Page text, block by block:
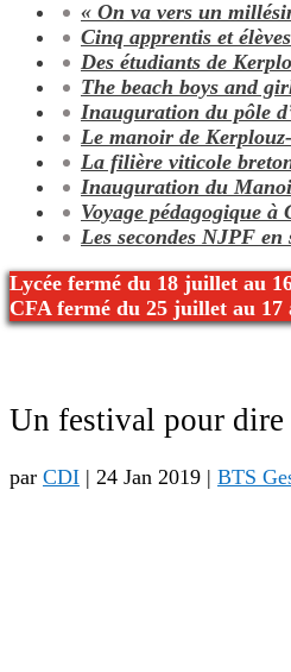
« On va vers un
Cinq apprentis et
Des étudiants de
The beach boys and
Inauguration du pôle
Le manoir de
La filière viticole
Inauguration du
Voyage pédagogique à
Les secondes NJPF
Lycée fermé du 18 juillet au
CFA fermé du 25 juillet au 17
Un festival pour dire
par CDI | 24 Jan 2019 | BTS